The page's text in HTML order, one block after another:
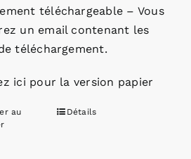
téléchargeable – Vous
un email contenant les
téléchargement.
ici pour la version papier
au
Détails